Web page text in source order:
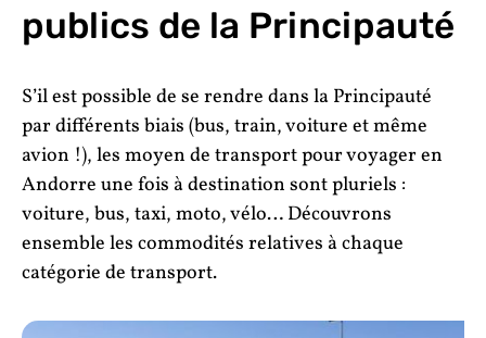
publics de la Principauté
S’il est possible de se rendre dans la Principauté
par différents biais (bus, train, voiture et même
avion !), les moyen de transport pour voyager en
Andorre une fois à destination sont pluriels :
voiture, bus, taxi, moto, vélo… Découvrons
ensemble les commodités relatives à chaque
catégorie de transport.